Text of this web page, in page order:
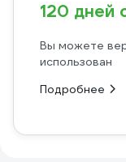
120 дней
Вы можете
использован
Подробнее